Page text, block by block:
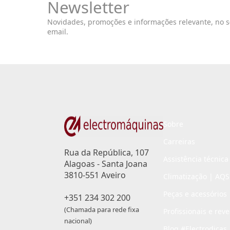
Newsletter
Novidades, promoções e informações relevante, no
email.
Rua da República, 107
Alagoas - Santa Joana
3810-551 Aveiro
+351 234 302 200
(Chamada para rede fixa
nacional)